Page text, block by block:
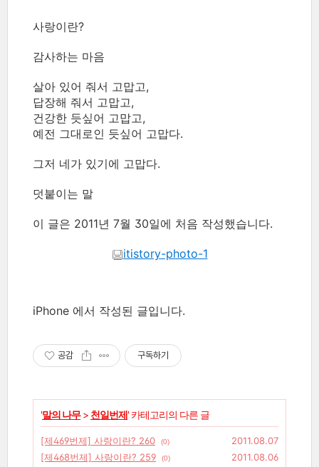
사랑이란?
감사하는 마음
살아 있어 줘서 고맙고,
답장해 줘서 고맙고,
건강한 듯싶어 고맙고,
예전 그대로인 듯싶어 고맙다.
그저 네가 있기에 고맙다.
덧붙이는 말
이 글은 2011년 7월 30일에 처음 작성했습니다.
itistory-photo-1
iPhone 에서 작성된 글입니다.
공감 구독하기
'말의 나무> 천일번제' 카테고리의 다른 글
[제469번제] 사랑이란? 260 (0)
2011.08.07
[제468번제] 사랑이란? 259
(0)
2011.08.06